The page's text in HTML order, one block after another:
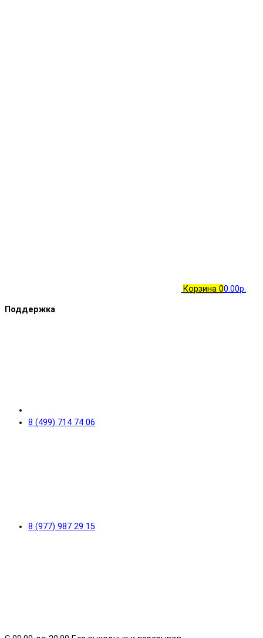
Корзина 00.00р.
Поддержка
8 (499) 714 74 06
8 (977) 987 29 15